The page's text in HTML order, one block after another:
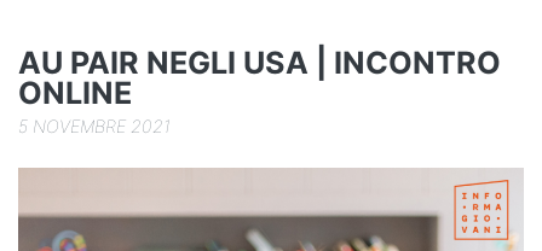
k
AU PAIR NEGLI USA | INCONTRO
ONLINE
5 NOVEMBRE 2021